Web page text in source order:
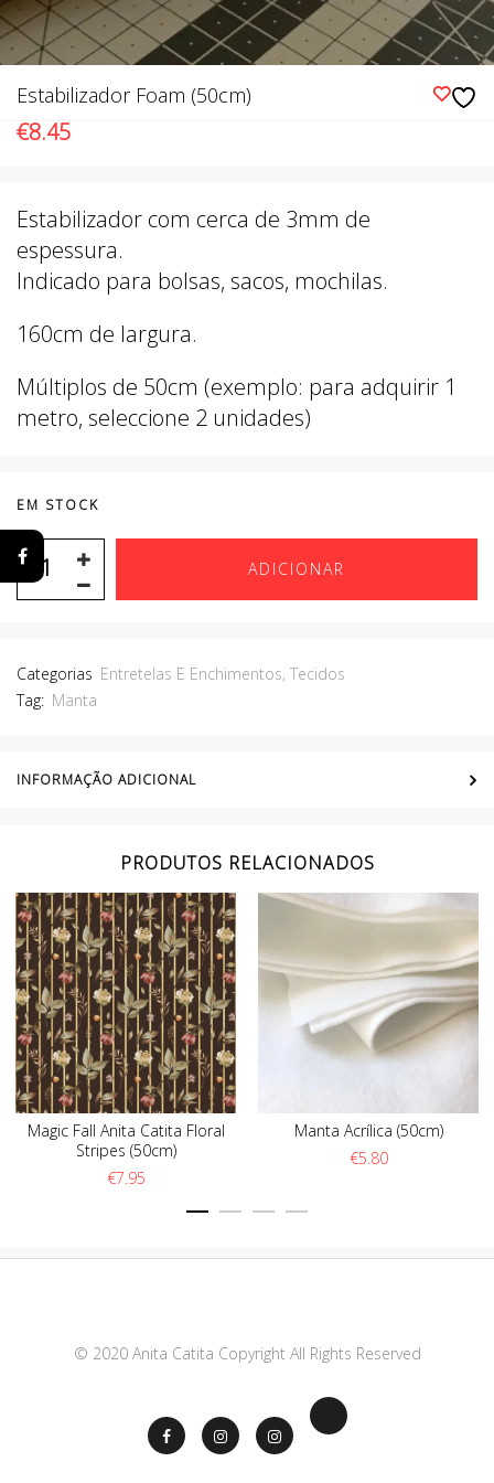
Estabilizador Foam (50cm)
€8.45
Estabilizador com cerca de 3mm de
espessura.
Indicado para bolsas, sacos, mochilas.
160cm de largura.
Múltiplos de 50cm (exemplo: para adquirir 1
metro, seleccione 2 unidades)
EM STOCK
ADICIONAR
Categorias Entretelas E Enchimentos, Tecidos
Tag: Manta
INFORMAÇÃO ADICIONAL
PRODUTOS RELACIONADOS
Magic Fall Anita Catita Floral
Stripes (50cm)
€7.95
Manta Acrílica (50cm)
€5.80
© 2020 Anita Catita Copyright All Rights Reserved